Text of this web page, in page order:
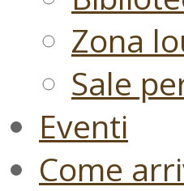
Zona
Sale
Eventi
Come